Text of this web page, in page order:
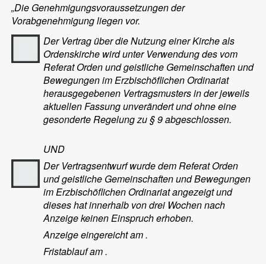
„Die Genehmigungsvoraussetzungen der
Vorabgenehmigung liegen vor.
Der Vertrag über die Nutzung einer Kirche als
Ordenskirche wird unter Verwendung des vom
Referat Orden und geistliche Gemeinschaften und
Bewegungen im Erzbischöflichen Ordinariat
herausgegebenen Vertragsmusters in der jeweils
aktuellen Fassung unverändert und ohne eine
gesonderte Regelung zu § 9 abgeschlossen.
UND
Der Vertragsentwurf wurde dem Referat Orden
und geistliche Gemeinschaften und Bewegungen
im Erzbischöflichen Ordinariat angezeigt und
dieses hat innerhalb von drei Wochen nach
Anzeige keinen Einspruch erhoben.
Anzeige eingereicht am.
Fristablauf am.